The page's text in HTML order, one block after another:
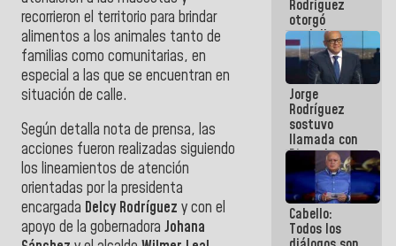
recorrieron el territorio para brindar
alimentos a los animales tanto de
familias como comunitarias, en
especial a las que se encuentran en
situación de calle.
Según detalla nota de prensa, las
acciones fueron realizadas siguiendo
los lineamientos de atención
orientadas por la presidenta
encargada Delcy Rodríguez y con el
apoyo de la gobernadora Johana
Rodríguez
otorgó
medalla
"Héroe de
Venezuela"
a servidores
públicos
Jorge
Rodríguez
sostuvo
llamada con
Dinorah
Figuera y
acuerdan
primer
encuentro
presencial
Cabello:
Todos los